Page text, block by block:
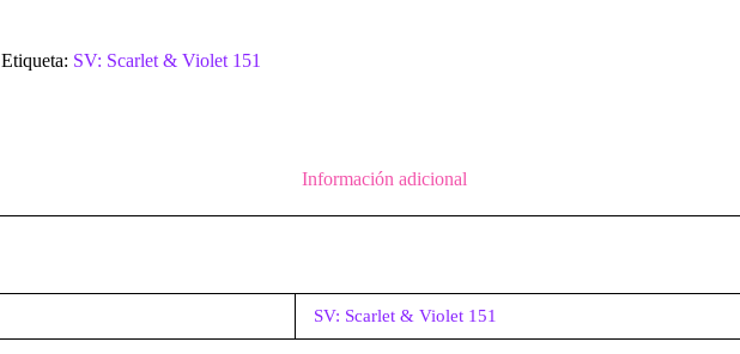
Etiqueta: SV: Scarlet & Violet 151
Información adicional
SV: Scarlet & Violet 151